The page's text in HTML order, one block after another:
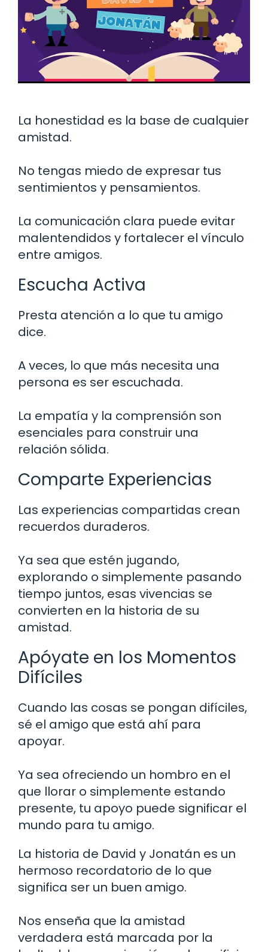
La honestidad es la base de cualquier
amistad.
No tengas miedo de expresar tus
sentimientos y pensamientos.
La comunicación clara puede evitar
malentendidos y fortalecer el vínculo
entre amigos.
Escucha Activa
Presta atención a lo que tu amigo
dice.
A veces, lo que más necesita una
persona es ser escuchada.
La empatía y la comprensión son
esenciales para construir una
relación sólida.
Comparte Experiencias
Las experiencias compartidas crean
recuerdos duraderos.
Ya sea que estén jugando,
explorando o simplemente pasando
tiempo juntos, esas vivencias se
convierten en la historia de su
amistad.
Apóyate en los Momentos
Difíciles
Cuando las cosas se pongan difíciles,
sé el amigo que está ahí para
apoyar.
Ya sea ofreciendo un hombro en el
que llorar o simplemente estando
presente, tu apoyo puede significar el
mundo para tu amigo.
La historia de David y Jonatán es un
hermoso recordatorio de lo que
significa ser un buen amigo.
Nos enseña que la amistad
verdadera está marcada por la